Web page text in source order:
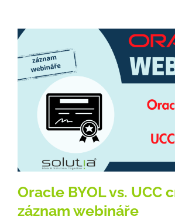
Oracle BYOL vs. UCC
záznam webináře